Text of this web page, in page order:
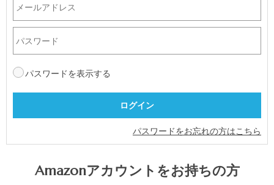
パスワードを表示する
パスワードをお忘れの方はこちら
Amazonアカウントをお持ちの方